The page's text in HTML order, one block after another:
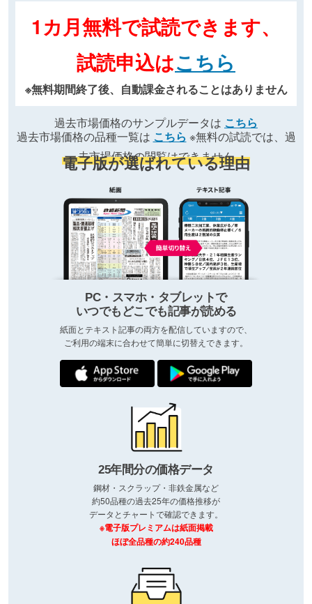
1カ月無料で試読できます、
試読申込はこちら
※無料期間終了後、自動課金されることはありません
過去市場価格のサンプルデータは こちら
過去市場価格の品種一覧は こちら ※無料の試読では、過
去市場価格の閲覧はできません
電子版が選ばれている理由
PC・スマホ・タブレットで
いつでもどこでも記事が読める
紙面とテキスト記事の両方を配信していますので、
ご利用の端末に合わせて簡単に切替えできます。
25年間分の価格データ
鋼材・スクラップ・非鉄金属など
約50品種の過去25年の価格推移が
データとチャートで確認できます。
※電子版プレミアムは紙面掲載
ほぼ全品種の約240品種